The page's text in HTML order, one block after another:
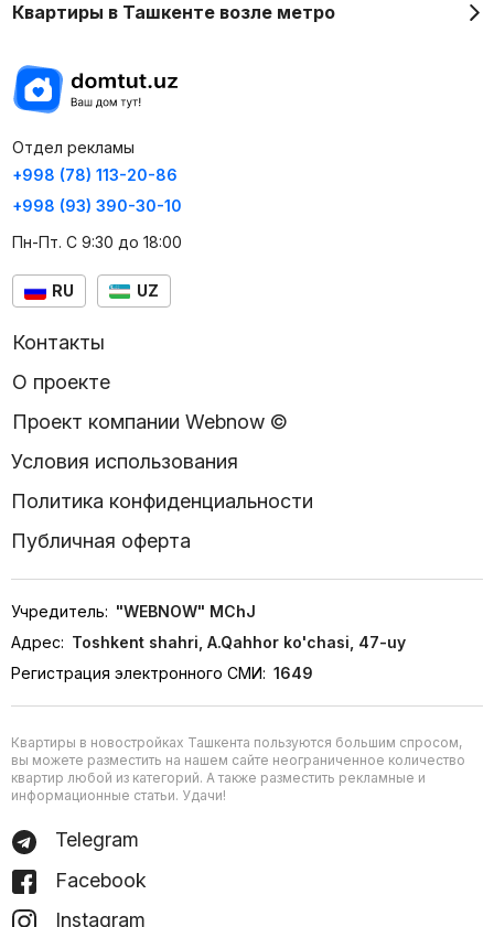
Квартиры в Ташкенте возле метро
Отдел рекламы
+998 (78) 113-20-86
+998 (93) 390-30-10
Пн-Пт. С 9:30 до 18:00
RU UZ
Контакты
О проекте
Проект компании Webnow ©
Условия использования
Политика конфиденциальности
Публичная оферта
Учредитель: "WEBNOW" MChJ
Адрес: Toshkent shahri, A.Qahhor ko'chasi, 47-uy
Регистрация электронного СМИ: 1649
Квартиры в новостройках Ташкента пользуются большим спросом,
вы можете разместить на нашем сайте неограниченное количество
квартир любой из категорий. А также разместить рекламные и
информационные статьи. Удачи!
Telegram
Facebook
Instagram